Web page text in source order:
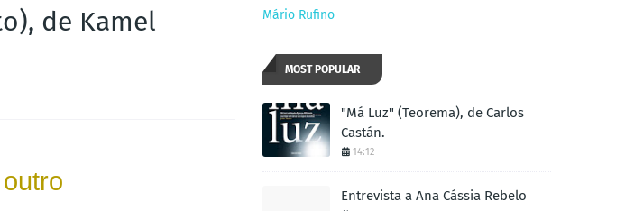
de Kamel
Mário Rufino
MOST POPULAR
"Má Luz" (Teorema), de Carlos
Castán.
14:12
Entrevista a Ana Cássia Rebelo